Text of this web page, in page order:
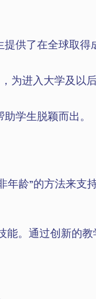
提供了在全球取得
为进入大学及以
学生脱颖而出。
龄”的方法来支
能。通过创新的